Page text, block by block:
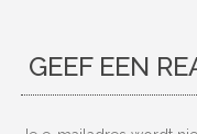
GEEF EEN